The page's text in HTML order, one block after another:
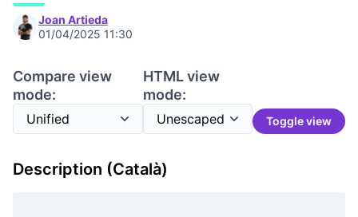
Joan Artieda
01/04/2025 11:30
Compare view
mode:
HTML view
mode:
Toggle view
Description (Català)